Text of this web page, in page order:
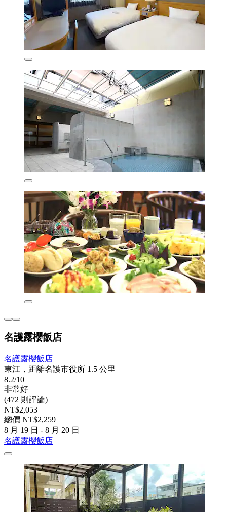
名護露櫻飯店
名護露櫻飯店
東江，距離名護市役所 1.5 公里
8.2/10
非常好
(472 則評論)
NT$2,053
總價 NT$2,259
8 月 19 日 - 8 月 20 日
名護露櫻飯店